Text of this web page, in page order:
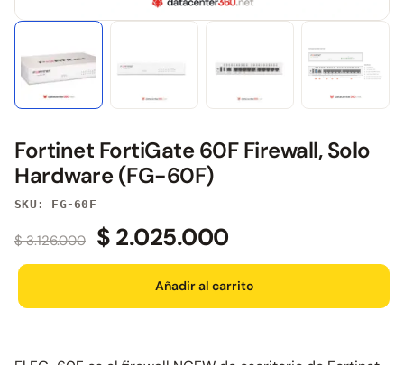
Fortinet FortiGate 60F Firewall, Solo
Hardware (FG-60F)
SKU: FG-60F
$3.126.000 $ 2.025.000
Añadir al carrito